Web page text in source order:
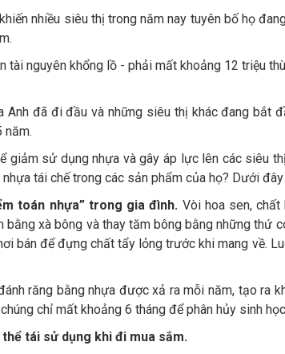
nhiều siêu thị trong năm nay tuyên bố họ
tài nguyên khổng lồ - phải mất khoảng 12 triệu
Anh đã đi đầu và những siêu thị khác đang bắt
năm.
giảm sử dụng nhựa và gây áp lực lên các siêu
tái chế trong các sản phẩm của họ? Dưới
toán nhựa” trong gia đình. Vòi hoa sen,
xà bông và thay tăm bông bằng những thứ
bán để đựng chất tẩy lỏng trước khi mang về.
răng bằng nhựa được xả ra mỗi năm, tạo ra
chỉ mất khoảng 6 tháng để phân hủy sinh
tái sử dụng khi đi mua sắm.